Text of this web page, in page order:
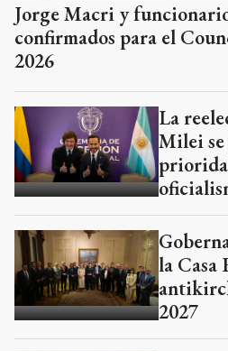
Jorge Macri y
confirmados para el
2026
La
Milei se
la Casa
2027